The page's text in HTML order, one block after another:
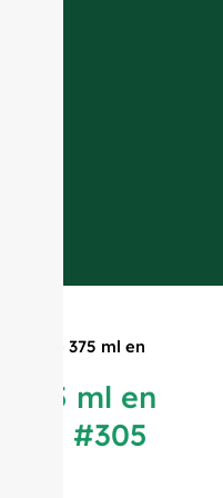
de 375 ml en
375 ml en
#305